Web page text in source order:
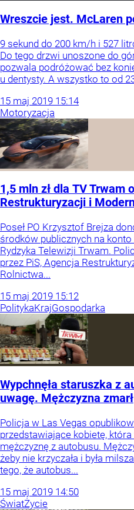
Wreszcie jest. McLaren
9 sekund do 200 km/h i 527
Do tego drzwi unoszone do
pozwala podróżować bez
u dentysty. A wszystko to od
15 maj 2019 15:14
Motoryzacja
1,5 mln zł dla TV Trwam
Restrukturyzacji i
Poseł PO Krzysztof Brejza
środków publicznych na konto
Rydzyka Telewizji Trwam.
przez PiS, Agencja
Rolnictwa...
15 maj 2019 15:12
PolitykaKrajGospodarka
Wypchnęła staruszka z
uwagę. Mężczyzna zmarł
Policja w Las Vegas
przedstawiające kobietę,
mężczyznę z autobusu.
żeby nie krzyczała i była
tego, że autobus...
15 maj 2019 14:50
ŚwiatŻycie